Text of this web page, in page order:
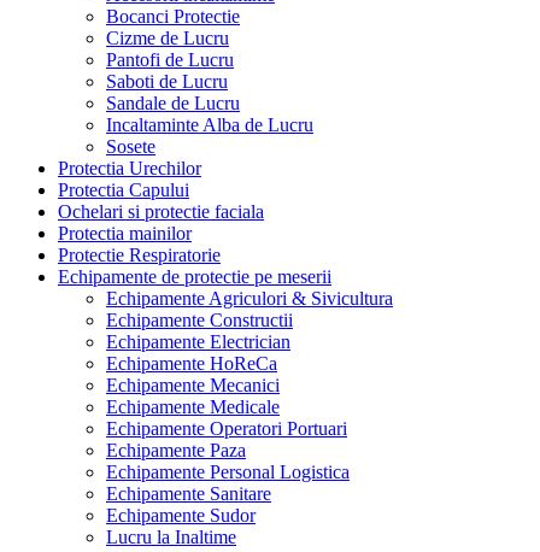
Bocanci Protectie
Cizme de Lucru
Pantofi de Lucru
Saboti de Lucru
Sandale de Lucru
Incaltaminte Alba de Lucru
Sosete
Protectia Urechilor
Protectia Capului
Ochelari si protectie faciala
Protectia mainilor
Protectie Respiratorie
Echipamente de protectie pe meserii
Echipamente Agriculori & Sivicultura
Echipamente Constructii
Echipamente Electrician
Echipamente HoReCa
Echipamente Mecanici
Echipamente Medicale
Echipamente Operatori Portuari
Echipamente Paza
Echipamente Personal Logistica
Echipamente Sanitare
Echipamente Sudor
Lucru la Inaltime